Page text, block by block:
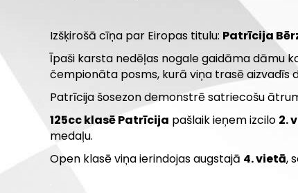
Izšķirošā cīņa par Eiropas titulu: Patrīcija
Īpaši karsta nedēļas nogale gaidāma dāmu
čempionāta posms, kurā viņa trasē aizvadīs
Patrīcija šosezon demonstrē satriecošu
125cc klasē Patrīcija pašlaik ieņem izcilo 2.
medaļu.
Open klasē viņa ierindojas augstajā 4. vietā,